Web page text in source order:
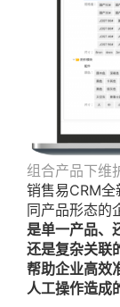
组合产品下维
销售易CRM
同产品形态的
是单一产品、
还是复杂关联
帮助企业高效
人工操作造成